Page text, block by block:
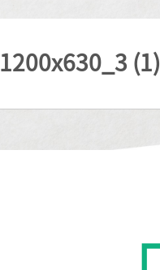
1200x630_3 (1)